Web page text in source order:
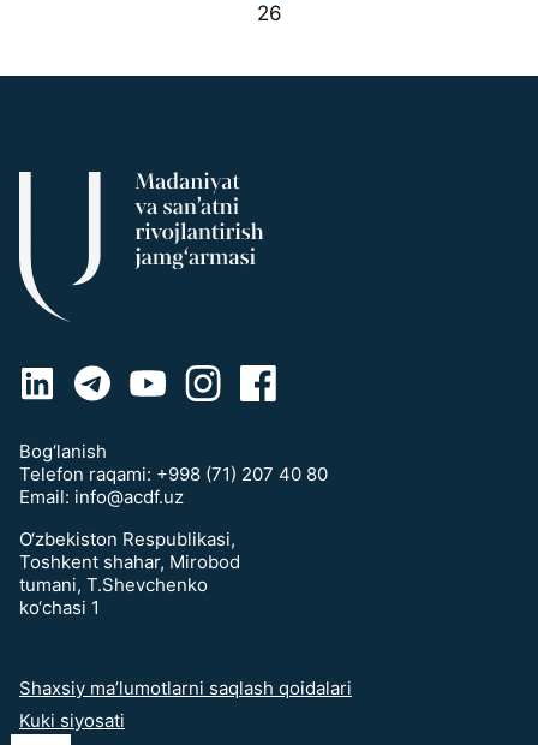
26
Bog‘lanish
Telefon raqami: +998 (71) 207 40 80
Email: info@acdf.uz
O‘zbekiston Respublikasi,
Toshkent shahar, Mirobod
tumani, T.Shevchenko
ko‘chasi 1
Shaxsiy ma’lumotlarni saqlash qoidalari
Kuki siyosati